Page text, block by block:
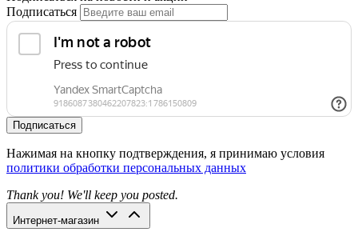
Подписаться
Подписаться
Нажимая на кнопку подтверждения, я принимаю условия
политики обработки персональных данных
Thank you! We'll keep you posted.
Интернет-магазин